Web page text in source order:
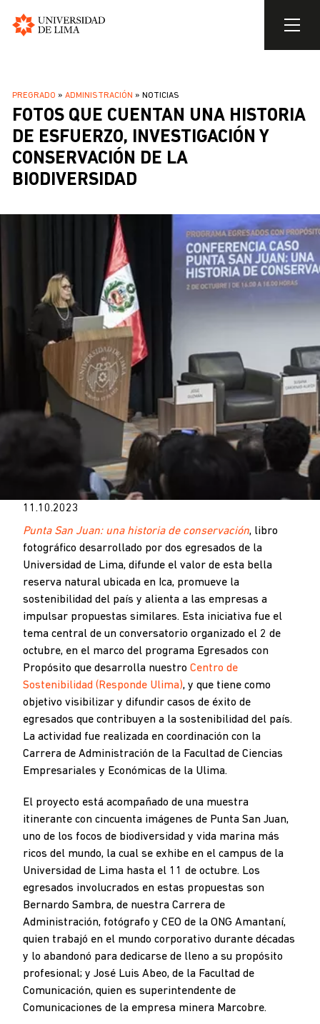
contenido
principal
SOBRESCRIBIR
ENLACES
DE
AYUDA
A
PREGRADO ADMINISTRACIÓN NOTICIAS
FOTOS QUE CUENTAN UNA HISTORIA
DE ESFUERZO, INVESTIGACIÓN Y
CONSERVACIÓN DE LA
BIODIVERSIDAD
11.10.2023
Punta San Juan: una historia de conservación, libro
fotográfico desarrollado por dos egresados de la
Universidad de Lima, difunde el valor de esta bella
reserva natural ubicada en Ica, promueve la
sostenibilidad del país y alienta a las empresas a
impulsar propuestas similares. Esta iniciativa fue el
tema central de un conversatorio organizado el 2 de
octubre, en el marco del programa Egresados con
Propósito que desarrolla nuestro Centro de
Sostenibilidad (Responde Ulima), y que tiene como
objetivo visibilizar y difundir casos de éxito de
egresados que contribuyen a la sostenibilidad del país.
La actividad fue realizada en coordinación con la
Carrera de Administración de la Facultad de Ciencias
Empresariales y Económicas de la Ulima.
El proyecto está acompañado de una muestra
itinerante con cincuenta imágenes de Punta San Juan,
uno de los focos de biodiversidad y vida marina más
ricos del mundo, la cual se exhibe en el campus de la
Universidad de Lima hasta el 11 de octubre. Los
egresados involucrados en estas propuestas son
Bernardo Sambra, de nuestra Carrera de
Administración, fotógrafo y CEO de la ONG Amantaní,
quien trabajó en el mundo corporativo durante décadas
y lo abandonó para dedicarse de lleno a su propósito
profesional; y José Luis Abeo, de la Facultad de
Comunicación, quien es superintendente de
Comunicaciones de la empresa minera Marcobre.